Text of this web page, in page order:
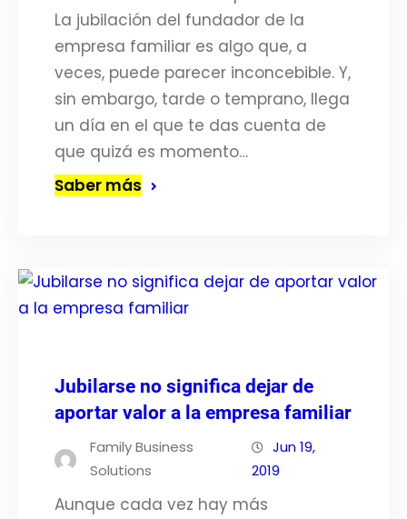
La jubilación del fundador de la
empresa familiar es algo que, a
veces, puede parecer inconcebible. Y,
sin embargo, tarde o temprano, llega
un día en el que te das cuenta de
que quizá es momento…
Saber más
Jubilarse no significa dejar de
aportar valor a la empresa familiar
Family Business
Solutions
Jun 19,
2019
Aunque cada vez hay más